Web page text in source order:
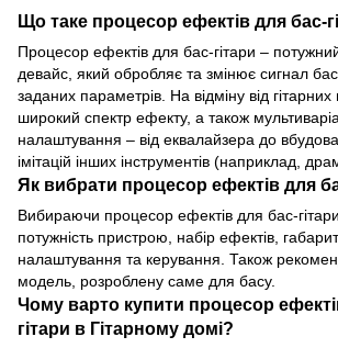
Що таке процесор ефектів для бас-
Процесор ефектів для бас-гітари –
девайс, який обробляє та змінює сигнал
заданих параметрів. На відміну від
широкий спектр ефекту, а також
налаштування – від еквалайзера до
імітацій інших інструментів (наприклад,
Як вибрати процесор ефектів для
Вибираючи процесор ефектів для бас-гітари
потужність пристрою, набір ефектів,
налаштування та керування. Також
модель, розроблену саме для басу.
Чому варто купити процесор
гітари в Гітарному домі?